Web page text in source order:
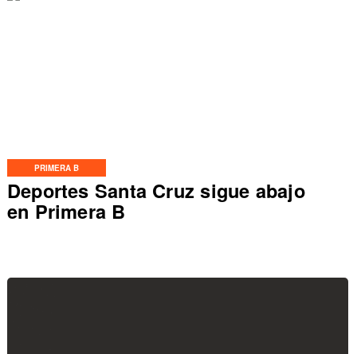
PRIMERA B
Deportes Santa Cruz sigue abajo
en Primera B